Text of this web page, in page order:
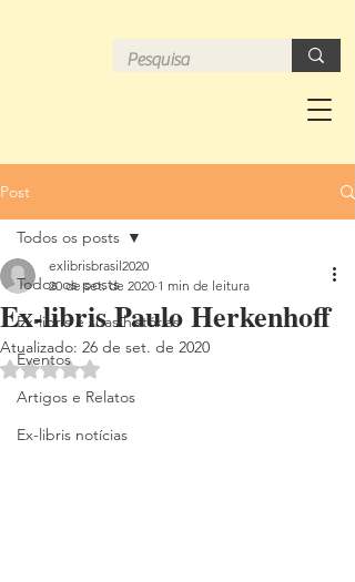
Post
Todos os posts
Ex-libris e suas histórias
Eventos
Artigos e Relatos
Ex-libris notícias
Todos os posts
Ex-libris Paulo Herkenhoff
exlibrisbrasil2020
20 de set. de 2020 1 min de leitura
Atualizado: 26 de set. de 2020
Avaliado com NaN de 5 estrelas.